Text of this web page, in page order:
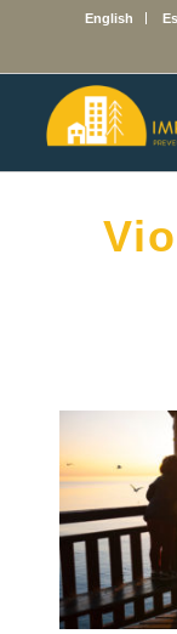
English